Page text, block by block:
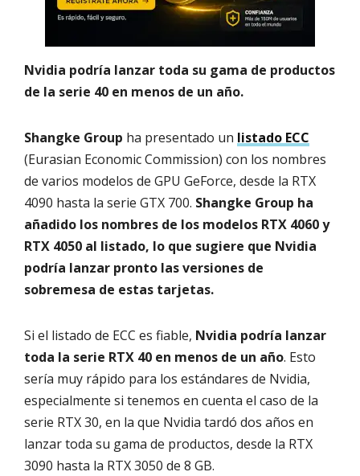
Nvidia podría lanzar toda su gama de productos
de la serie 40 en menos de un año.
Shangke Group ha presentado un listado ECC
(Eurasian Economic Commission) con los nombres
de varios modelos de GPU GeForce, desde la RTX
4090 hasta la serie GTX 700. Shangke Group ha
añadido los nombres de los modelos RTX 4060 y
RTX 4050 al listado, lo que sugiere que Nvidia
podría lanzar pronto las versiones de
sobremesa de estas tarjetas.
Si el listado de ECC es fiable, Nvidia podría lanzar
toda la serie RTX 40 en menos de un año. Esto
sería muy rápido para los estándares de Nvidia,
especialmente si tenemos en cuenta el caso de la
serie RTX 30, en la que Nvidia tardó dos años en
lanzar toda su gama de productos, desde la RTX
3090 hasta la RTX 3050 de 8 GB.